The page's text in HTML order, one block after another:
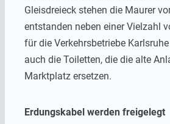
Gleisdreieck stehen die Maurer
entstanden neben einer Vielzahl
für die Verkehrsbetriebe
auch die Toiletten, die die alte
Marktplatz ersetzen.
Erdungskabel werden freigelegt